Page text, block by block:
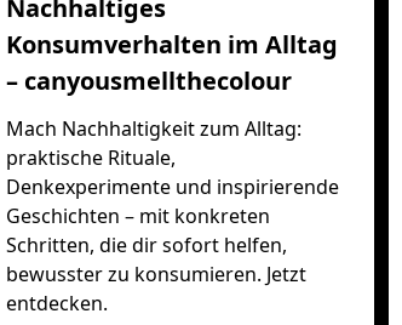
Nachhaltiges
Konsumverhalten im Alltag
– canyousmellthecolour
Mach Nachhaltigkeit zum Alltag:
praktische Rituale,
Denkexperimente und inspirierende
Geschichten – mit konkreten
Schritten, die dir sofort helfen,
bewusster zu konsumieren. Jetzt
entdecken.